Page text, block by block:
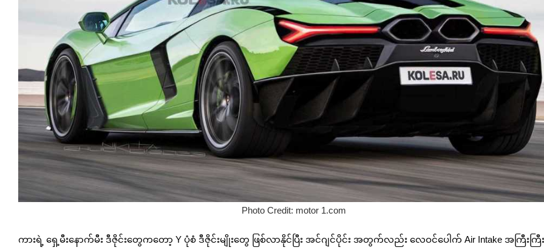
Photo Credit: motor 1.com
ကားရဲ့ ရှေ့မီးနောက်မီး ဒီဇိုင်းတွေကတော့ Y ပုံစံ ဒီဇိုင်းမျိုးတွေ ဖြစ်လာနိုင်ပြီး အင်ဂျင်ပိုင်း အတွက်လည်း လေဝင်ပေါက် Air Intake အကြီးကြီ